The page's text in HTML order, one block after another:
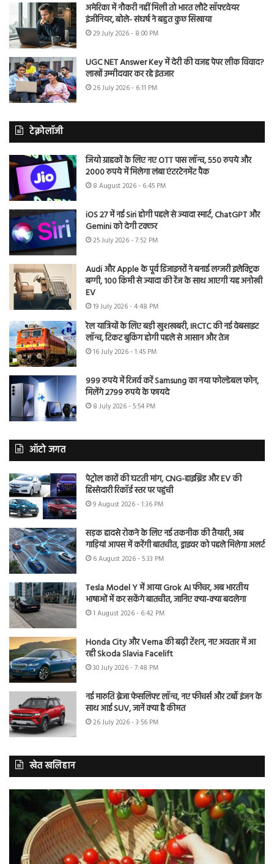
अमेरिका में नौकरी नहीं मिली तो भारत लौटे सॉफ्टवेयर
इंजीनियर, बोले- संघर्ष ने बहुत कुछ सिखाया
29 July 2026 - 8:00 PM
UGC NET Answer Key में देरी की वजह पेपर लीक विवाद?
लाखों उम्मीदवार कर रहे इंतजार
26 July 2026 - 6:11 PM
टेक्नोलॉजी
जियो ग्राहकों के लिए नए OTT पास लॉन्च, 550 रुपये और
2000 रुपये में मिलेगा लंबा एंटरटेनमेंट पैक
8 August 2026 - 6:45 PM
iOS 27 में नई Siri होगी पहले से ज्यादा स्मार्ट, ChatGPT और
Gemini को देगी टक्कर
25 July 2026 - 7:52 PM
Audi और Apple के पूर्व डिजाइनरों ने बनाई लग्जरी इलेक्ट्रिक
बग्गी, 100 किमी से ज्यादा की रेंज के साथ आएगी यह अनोखी
EV
19 July 2026 - 4:48 PM
रेल यात्रियों के लिए बड़ी खुशखबरी, IRCTC की नई वेबसाइट
लॉन्च, टिकट बुकिंग होगी पहले से आसान और तेज
16 July 2026 - 1:45 PM
999 रुपये में रिजर्व करें Samsung का नया फोल्डेबल फोन,
मिलेंगे 2799 रुपये के फायदे
8 July 2026 - 5:54 PM
ऑटो जगत
पेट्रोल कारों की घटती मांग, CNG-हाइब्रिड और EV की
हिस्सेदारी रिकॉर्ड स्तर पर पहुंची
9 August 2026 - 1:36 PM
सड़क हादसे रोकने के लिए नई तकनीक की तैयारी, अब
गाड़ियां आपस में करेंगी बातचीत, ड्राइवर को पहले मिलेगा अलर्ट
6 August 2026 - 5:33 PM
Tesla Model Y में आया Grok AI फीचर, अब भारतीय
भाषाओं में कर सकेंगे बातचीत, जानिए क्या-क्या बदलेगा
1 August 2026 - 6:42 PM
Honda City और Verna की बढ़ी टेंशन, नए अवतार में आ
रही Skoda Slavia Facelift
30 July 2026 - 7:48 PM
नई मारुति ब्रेजा फेसलिफ्ट लॉन्च, नए फीचर्स और टर्बो इंजन के
साथ आई SUV, जानें क्या है कीमत
26 July 2026 - 3:56 PM
खेत खलिहान